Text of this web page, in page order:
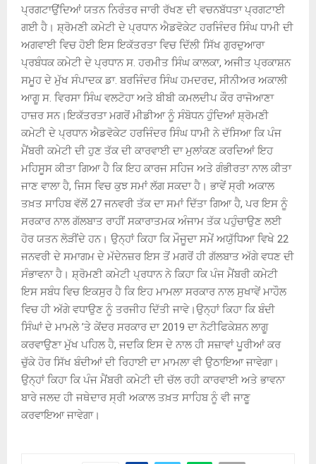
ਪ੍ਰਗਟਾਉਂਦਿਆਂ ਯਤਨ ਨਿਰੰਤਰ ਜਾਰੀ ਰੱਖਣ ਦੀ ਵਚਨਬੱਧਤਾ ਪ੍ਰਗਟਾਈ
ਗਈ ਹੈ। ਸ਼੍ਰੋਮਣੀ ਕਮੇਟੀ ਦੇ ਪ੍ਰਧਾਨ ਐਡਵੋਕੇਟ ਹਰਜਿੰਦਰ ਸਿੰਘ ਧਾਮੀ ਦੀ
ਅਗਵਾਈ ਵਿਚ ਹੋਈ ਇਸ ਇਕੱਤਰਤਾ ਵਿਚ ਦਿੱਲੀ ਸਿੱਖ ਗੁਰਦੁਆਰਾ
ਪ੍ਰਬੰਧਕ ਕਮੇਟੀ ਦੇ ਪ੍ਰਧਾਨ ਸ. ਹਰਮੀਤ ਸਿੰਘ ਕਾਲਕਾ, ਅਜੀਤ ਪ੍ਰਕਾਸ਼ਨ
ਸਮੂਹ ਦੇ ਮੁੱਖ ਸੰਪਾਦਕ ਡਾ. ਬਰਜਿੰਦਰ ਸਿੰਘ ਹਮਦਰਦ, ਸੀਨੀਅਰ ਅਕਾਲੀ
ਆਗੂ ਸ. ਵਿਰਸਾ ਸਿੰਘ ਵਲਟੋਹਾ ਅਤੇ ਬੀਬੀ ਕਮਲਦੀਪ ਕੌਰ ਰਾਜੋਆਣਾ
ਹਾਜ਼ਰ ਸਨ।ਇਕੱਤਰਤਾ ਮਗਰੋਂ ਮੀਡੀਆ ਨੂੰ ਸੰਬੋਧਨ ਹੁੰਦਿਆਂ ਸ਼੍ਰੋਮਣੀ
ਕਮੇਟੀ ਦੇ ਪ੍ਰਧਾਨ ਐਡਵੋਕੇਟ ਹਰਜਿੰਦਰ ਸਿੰਘ ਧਾਮੀ ਨੇ ਦੱਸਿਆ ਕਿ ਪੰਜ
ਮੈਂਬਰੀ ਕਮੇਟੀ ਦੀ ਹੁਣ ਤੱਕ ਦੀ ਕਾਰਵਾਈ ਦਾ ਮੁਲਾਂਕਣ ਕਰਦਿਆਂ ਇਹ
ਮਹਿਸੂਸ ਕੀਤਾ ਗਿਆ ਹੈ ਕਿ ਇਹ ਕਾਰਜ ਸਹਿਜ ਅਤੇ ਗੰਭੀਰਤਾ ਨਾਲ ਕੀਤਾ
ਜਾਣ ਵਾਲਾ ਹੈ, ਜਿਸ ਵਿਚ ਕੁਝ ਸਮਾਂ ਲੱਗ ਸਕਦਾ ਹੈ। ਭਾਵੇਂ ਸ੍ਰੀ ਅਕਾਲ
ਤਖ਼ਤ ਸਾਹਿਬ ਵੱਲੋਂ 27 ਜਨਵਰੀ ਤੱਕ ਦਾ ਸਮਾਂ ਦਿੱਤਾ ਗਿਆ ਹੈ, ਪਰ ਇਸ ਨੂੰ
ਸਰਕਾਰ ਨਾਲ ਗੱਲਬਾਤ ਰਾਹੀਂ ਸਕਾਰਾਤਮਕ ਅੰਜਾਮ ਤੱਕ ਪਹੁੰਚਾਉਣ ਲਈ
ਹੋਰ ਯਤਨ ਲੋੜੀਂਦੇ ਹਨ। ਉਨ੍ਹਾਂ ਕਿਹਾ ਕਿ ਮੌਜੂਦਾ ਸਮੇਂ ਅਯੁੱਧਿਆ ਵਿਖੇ 22
ਜਨਵਰੀ ਦੇ ਸਮਾਗਮ ਦੇ ਮੱਦੇਨਜ਼ਰ ਇਸ ਤੋਂ ਮਗਰੋਂ ਹੀ ਗੱਲਬਾਤ ਅੱਗੇ ਵਧਣ ਦੀ
ਸੰਭਾਵਨਾ ਹੈ। ਸ਼੍ਰੋਮਣੀ ਕਮੇਟੀ ਪ੍ਰਧਾਨ ਨੇ ਕਿਹਾ ਕਿ ਪੰਜ ਮੈਂਬਰੀ ਕਮੇਟੀ
ਇਸ ਸਬੰਧ ਵਿਚ ਇਕਸੁਰ ਹੈ ਕਿ ਇਹ ਮਾਮਲਾ ਸਰਕਾਰ ਨਾਲ ਸੁਖਾਵੇਂ ਮਾਹੌਲ
ਵਿਚ ਹੀ ਅੱਗੇ ਵਧਾਉਣ ਨੂੰ ਤਰਜੀਹ ਦਿੱਤੀ ਜਾਵੇ।ਉਨ੍ਹਾਂ ਕਿਹਾ ਕਿ ਬੰਦੀ
ਸਿੰਘਾਂ ਦੇ ਮਾਮਲੇ ’ਤੇ ਕੇਂਦਰ ਸਰਕਾਰ ਦਾ 2019 ਦਾ ਨੋਟੀਫਿਕੇਸ਼ਨ ਲਾਗੂ
ਕਰਵਾਉਣਾ ਮੁੱਖ ਪਹਿਲ ਹੈ, ਜਦਕਿ ਇਸ ਦੇ ਨਾਲ ਹੀ ਸਜ਼ਾਵਾਂ ਪੂਰੀਆਂ ਕਰ
ਚੁੱਕੇ ਹੋਰ ਸਿੱਖ ਬੰਦੀਆਂ ਦੀ ਰਿਹਾਈ ਦਾ ਮਾਮਲਾ ਵੀ ਉਠਾਇਆ ਜਾਵੇਗਾ।
ਉਨ੍ਹਾਂ ਕਿਹਾ ਕਿ ਪੰਜ ਮੈਂਬਰੀ ਕਮੇਟੀ ਦੀ ਚੱਲ ਰਹੀ ਕਾਰਵਾਈ ਅਤੇ ਭਾਵਨਾ
ਬਾਰੇ ਜਲਦ ਹੀ ਜਥੇਦਾਰ ਸ੍ਰੀ ਅਕਾਲ ਤਖ਼ਤ ਸਾਹਿਬ ਨੂੰ ਵੀ ਜਾਣੂ
ਕਰਵਾਇਆ ਜਾਵੇਗਾ।